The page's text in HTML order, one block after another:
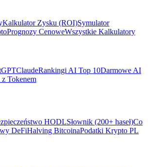
Kalkulator Zysku (ROI)Symulator
Prognozy CenoweWszystkie Kalkulatory
ClaudeRankingi AI Top 10Darmowe AI
Tokenem
HODLSłownik (200+ haseł)Co
DeFiHalving BitcoinaPodatki Krypto PL